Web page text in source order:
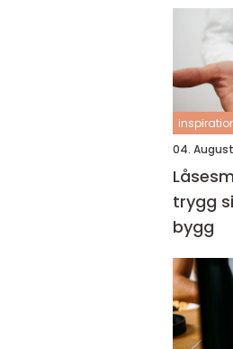
04.
trygg
bygg